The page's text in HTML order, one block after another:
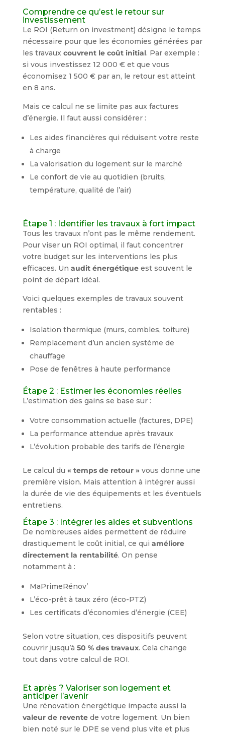
Comprendre ce qu’est le retour sur
investissement
Le ROI (Return on investment) désigne le temps
nécessaire pour que les économies générées par
les travaux couvrent le coût initial. Par exemple :
si vous investissez 12 000 € et que vous
économisez 1 500 € par an, le retour est atteint
en 8 ans.
Mais ce calcul ne se limite pas aux factures
d’énergie. Il faut aussi considérer :
Les aides financières qui réduisent votre reste
à charge
La valorisation du logement sur le marché
Le confort de vie au quotidien (bruits,
température, qualité de l’air)
Étape 1 : Identifier les travaux à fort impact
Tous les travaux n’ont pas le même rendement.
Pour viser un ROI optimal, il faut concentrer
votre budget sur les interventions les plus
efficaces. Un audit énergétiqueest souvent le
point de départ idéal.
Voici quelques exemples de travaux souvent
rentables :
Isolation thermique (murs, combles, toiture)
Remplacement d’un ancien système de
chauffage
Pose de fenêtres à haute performance
Étape 2 : Estimer les économies réelles
L’estimation des gains se base sur :
Votre consommation actuelle (factures, DPE)
La performance attendue après travaux
L’évolution probable des tarifs de l’énergie
Le calcul du « temps de retour »vous donne une
première vision. Mais attention à intégrer aussi
la durée de vie des équipements et les éventuels
entretiens.
Étape 3 : Intégrer les aides et subventions
De nombreuses aides permettent de réduire
drastiquement le coût initial, ce qui améliore
directement la rentabilité. On pense
notamment à :
MaPrimeRénov’
L’éco-prêt à taux zéro (éco-PTZ)
Les certificats d’économies d’énergie (CEE)
Selon votre situation, ces dispositifs peuvent
couvrir jusqu’à 50 % des travaux. Cela change
tout dans votre calcul de ROI.
Et après ? Valoriser son logement et
anticiper l’avenir
Une rénovation énergétique impacte aussi la
valeur de reventede votre logement. Un bien
bien noté sur le DPE se vend plus vite et plus